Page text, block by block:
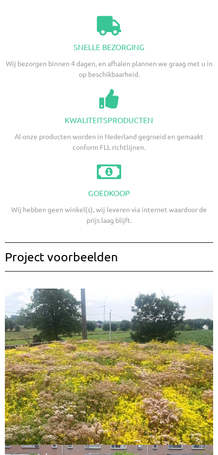
SNELLE BEZORGING
Wij bezorgen binnen 4 dagen, en afhalen plannen we graag met u in
op beschikbaarheid.
KWALITEITSPRODUCTEN
Al onze producten worden in Nederland gegroeid en gemaakt
conform FLL richtlijnen.
GOEDKOOP
Wij hebben geen winkel(s), wij leveren via internet waardoor de
prijs laag blijft.
Project voorbeelden